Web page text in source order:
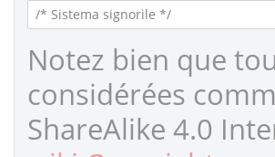
Notez bien que
considérées
ShareAlike 4.0